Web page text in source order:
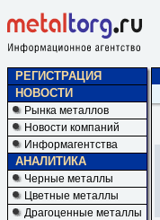
РЕГИСТРАЦИЯ
НОВОСТИ
Рынка металлов
Новости компаний
Информагентства
АНАЛИТИКА
Черные металлы
Цветные металлы
Драгоценные металлы